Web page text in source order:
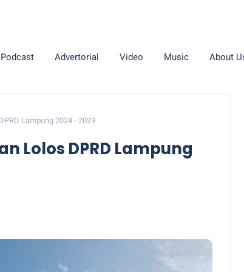
Podcast Advertorial Video Music About
Lampung 2024 - 2029
Lolos DPRD Lampung